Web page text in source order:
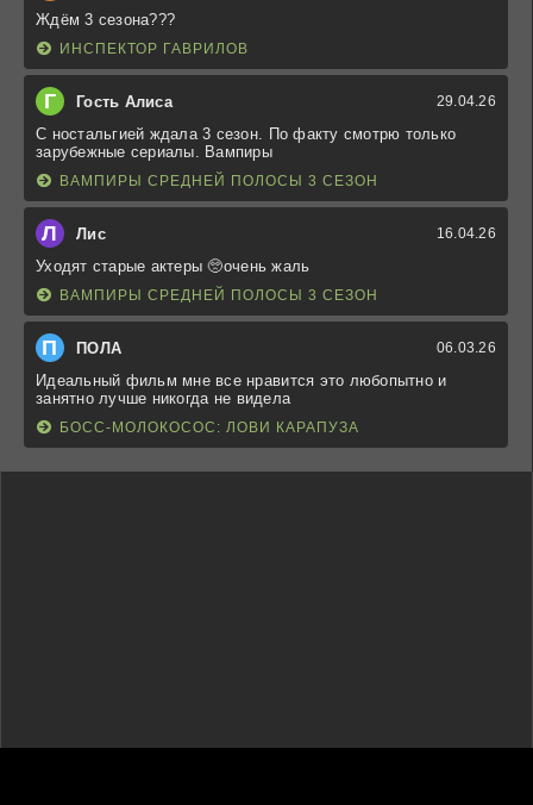
Ждём 3 сезона???
ИНСПЕКТОР ГАВРИЛОВ
Г Гость Алиса 29.04.26
С ностальгией ждала 3 сезон. По факту смотрю только
зарубежные сериалы. Вампиры
ВАМПИРЫ СРЕДНЕЙ ПОЛОСЫ 3 СЕЗОН
Л Лис 16.04.26
Уходят старые актеры 🥺очень жаль
ВАМПИРЫ СРЕДНЕЙ ПОЛОСЫ 3 СЕЗОН
П ПОЛА 06.03.26
Идеальный фильм мне все нравится это любопытно и
занятно лучше никогда не видела
БОСС-МОЛОКОСОС: ЛОВИ КАРАПУЗА